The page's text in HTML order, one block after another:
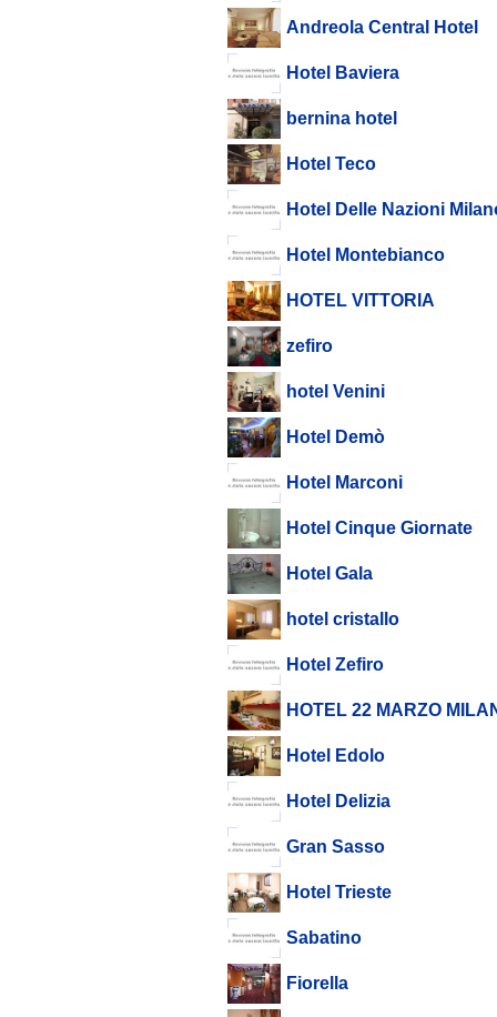
Andreola Central Hotel
Hotel Baviera
bernina hotel
Hotel Teco
Hotel Delle Nazioni
Hotel Montebianco
HOTEL VITTORIA
zefiro
hotel Venini
Hotel Demò
Hotel Marconi
Hotel Cinque Giornate
Hotel Gala
hotel cristallo
Hotel Zefiro
HOTEL 22 MARZO
Hotel Edolo
Hotel Delizia
Gran Sasso
Hotel Trieste
Sabatino
Fiorella